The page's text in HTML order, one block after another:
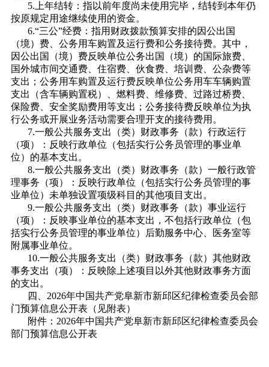
5.上年结转：指以前年度尚未使用完毕，结转到本年仍
按原规定用途继续使用的资金。
6.“三公”经费：指用财政拨款预算安排的因公出国
（境）费、公务用车购置及运行费和公务接待费。其中，
因公出国（境）费反映单位公务出国（境）的国际旅费、
国外城市间交通费、住宿费、伙食费、培训费、公杂费等
支出；公务用车购置及运行费反映单位公务用车车辆购置
支出（含车辆购置税）、燃料费、维修费、过路过桥费、
保险费、安全奖励费用等支出；公务接待费反映单位为执
行公务或开展业务活动需要合理开支的接待费用。
7.一般公共服务支出（类）财政事务（款）行政运行
（项）： 反映行政单位（包括实行公务员管理的事业单
位）的基本支出。
8.一般公共服务支出（类）财政事务（款）一般行政管
理事务（项）：反映行政单位（包括实行公务员管理的事
业单位）未单独设置项级科目的其他项目支出。
9.一般公共服务支出（类）财政事务（款）事业运行
（项）： 反映事业单位的基本支出，不包括行政单位（包
括实行公务员管理的事业单位）后勤服务中心、医务室等
附属事业单位。
10.一般公共服务支出（类）财政事务（款）其他财政
事务支出（项）：反映除上述项目以外其他财政事务方面
的支出。
四、2026年中国共产党阜新市新邱区纪律检查委员会部
门预算信息公开表（见附表）
附件： 2026年中国共产党阜新市新邱区纪律检查委员会
部门预算信息公开表